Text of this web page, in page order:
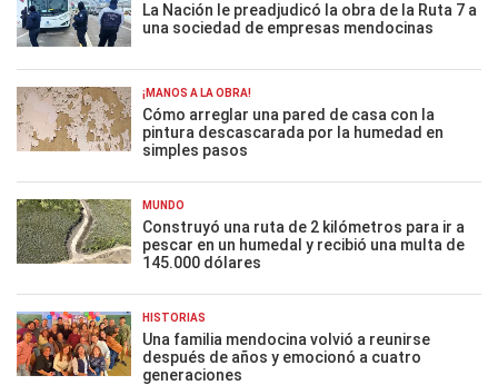
La Nación le preadjudicó la obra de la Ruta 7 a
una sociedad de empresas mendocinas
¡MANOS A LA OBRA!
Cómo arreglar una pared de casa con la
pintura descascarada por la humedad en
simples pasos
MUNDO
Construyó una ruta de 2 kilómetros para ir a
pescar en un humedal y recibió una multa de
145.000 dólares
HISTORIAS
Una familia mendocina volvió a reunirse
después de años y emocionó a cuatro
generaciones